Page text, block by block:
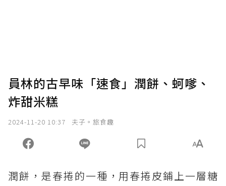
員林的古早味「速食」潤餅、蚵嗲、
炸甜米糕
2024-11-20 10:37 夫子。旅食趣
潤餅，是春捲的一種，用春捲皮鋪上一層糖